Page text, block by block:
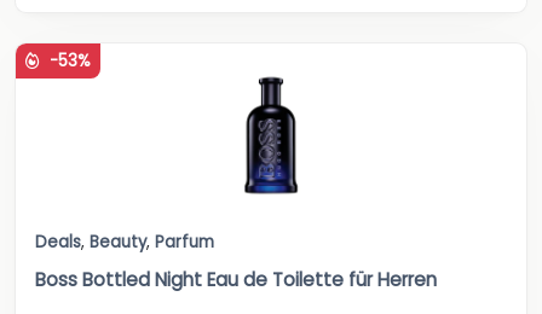
-53%
Deals, Beauty, Parfum
Boss Bottled Night Eau de Toilette für Herren